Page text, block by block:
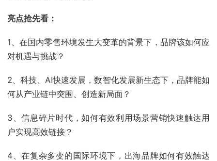
亮点抢先看：
1、在国内零售环境发生大变革的背景下，品牌该如何应
对机遇与挑战？
2、科技、AI快速发展，数智化发展新生态下，品牌能如
何从产业链中突围、创造新局面？
3、信息碎片时代，如何有效利用场景营销快速触达用
户实现高效链接？
4、在复杂多变的国际环境下，出海品牌如何有效触达